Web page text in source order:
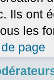
Ils ont
les
page